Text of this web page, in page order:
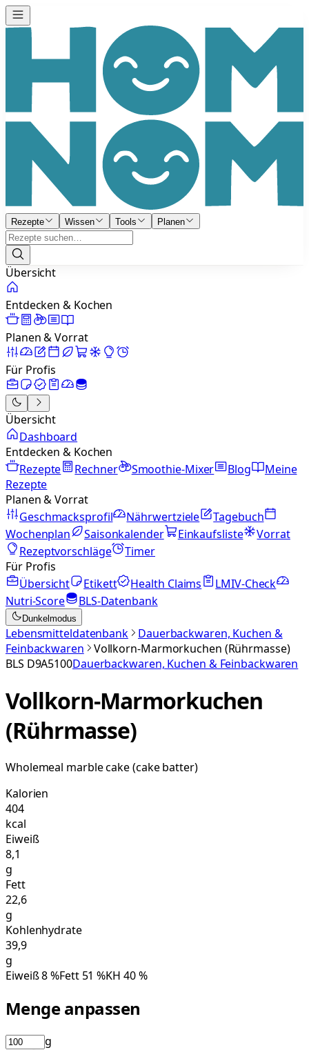
Rezepte Wissen Tools Planen
Übersicht
Entdecken & Kochen
Planen & Vorrat
Für Profis
Übersicht
Dashboard
Entdecken & Kochen
Rezepte
Rechner Smoothie-Mixer Blog
Meine
Rezepte
Planen & Vorrat
Geschmacksprofil
Nährwertziele
Tagebuch
Wochenplan
Saisonkalender Einkaufsliste
Vorrat
Rezeptvorschläge
Timer
Für Profis
Übersicht
Etikett Health Claims
LMIV-Check
Nutri-Score
BLS-Datenbank
Dunkelmodus
Lebensmitteldatenbank
Dauerbackwaren, Kuchen &
Feinbackwaren
Vollkorn-Marmorkuchen (Rührmasse)
BLS D9A5100Dauerbackwaren, Kuchen & Feinbackwaren
Vollkorn-Marmorkuchen
(Rührmasse)
Wholemeal marble cake (cake batter)
Kalorien
404
kcal
Eiweiß
8,1
g
Fett
22,6
g
Kohlenhydrate
39,9
g
Eiweiß8%Fett 51 %KH 40%
Menge anpassen
g